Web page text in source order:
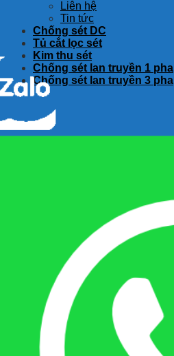
Liên hệ
Tin tức
Chống sét DC
Tủ cắt lọc sét
Kim thu sét
Chống sét lan truyền 1 pha
Chống sét lan truyền 3 pha